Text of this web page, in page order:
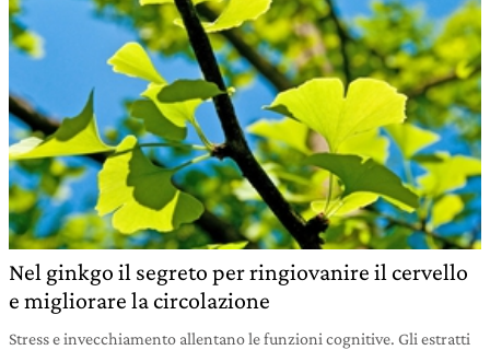
Nel ginkgo il segreto per ringiovanire il cervello
e migliorare la circolazione
Stress e invecchiamento allentano le funzioni cognitive. Gli estratti